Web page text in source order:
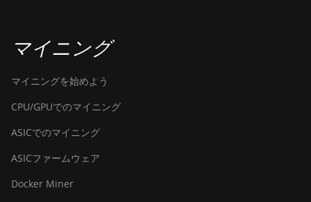
マイニング
マイニングを始めよう
CPU/GPUでのマイニング
ASICでのマイニング
ASICファームウェア
Docker Miner